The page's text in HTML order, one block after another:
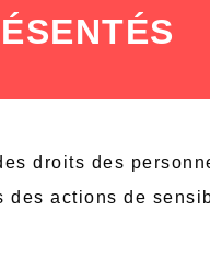
droits des
actions de